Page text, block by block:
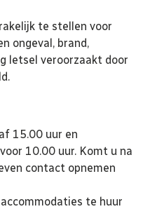
te stellen voor
ongeval, brand,
letsel veroorzaakt door
15.00 uur en
10.00 uur. Komt u na
contact opnemen
te huur